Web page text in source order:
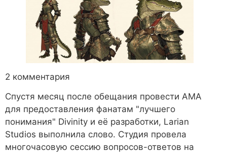
2 комментария
Спустя месяц после обещания провести AMA
для предоставления фанатам "лучшего
понимания" Divinity и её разработки, Larian
Studios выполнила слово. Студия провела
многочасовую сессию вопросов-ответов на